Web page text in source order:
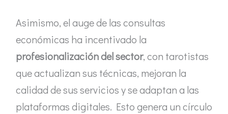
Asimismo, el auge de las consultas
económicas ha incentivado la
profesionalización del sector, con tarotistas
que actualizan sus técnicas, mejoran la
calidad de sus servicios y se adaptan a las
plataformas digitales. Esto genera un círculo